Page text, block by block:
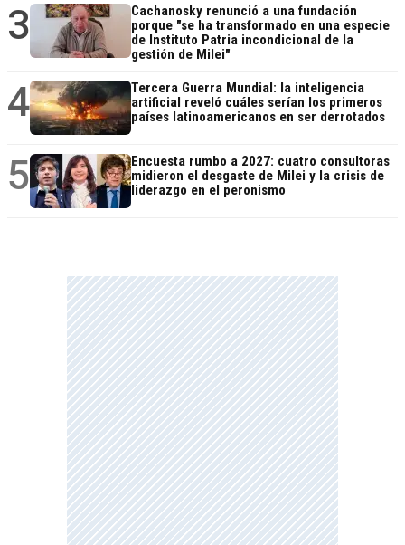
3
Cachanosky renunció a una fundación
porque "se ha transformado en una especie
de Instituto Patria incondicional de la
gestión de Milei"
4
Tercera Guerra Mundial: la inteligencia
artificial reveló cuáles serían los primeros
países latinoamericanos en ser derrotados
5
Encuesta rumbo a 2027: cuatro consultoras
midieron el desgaste de Milei y la crisis de
liderazgo en el peronismo